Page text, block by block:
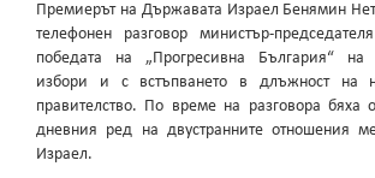
Премиерът на Държавата Израел Бенямин
телефонен разговор министър-
победата на „Прогресивна България“ на
избори и с встъпването в длъжност на
правителство. По време на разговора бяха
дневния ред на двустранните отношения
Израел.